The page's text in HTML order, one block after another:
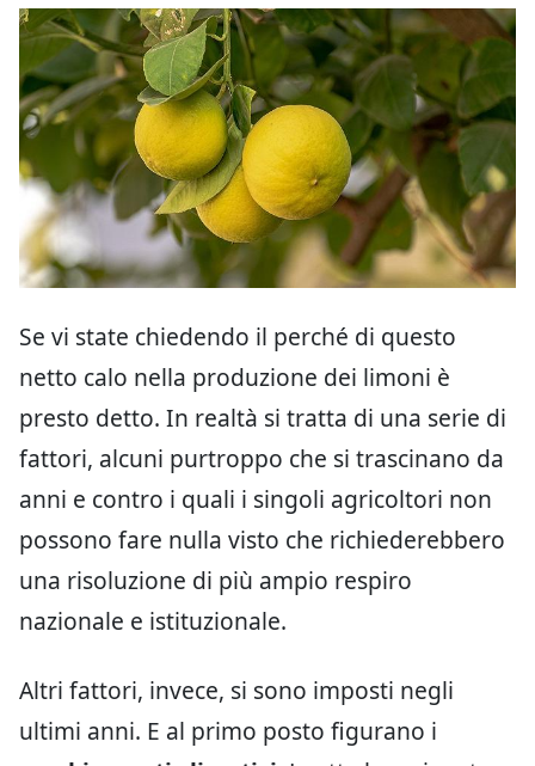
Se vi state chiedendo il perché di questo
netto calo nella produzione dei limoni è
presto detto. In realtà si tratta di una serie di
fattori, alcuni purtroppo che si trascinano da
anni e contro i quali i singoli agricoltori non
possono fare nulla visto che richiederebbero
una risoluzione di più ampio respiro
nazionale e istituzionale.
Altri fattori, invece, si sono imposti negli
ultimi anni. E al primo posto figurano i